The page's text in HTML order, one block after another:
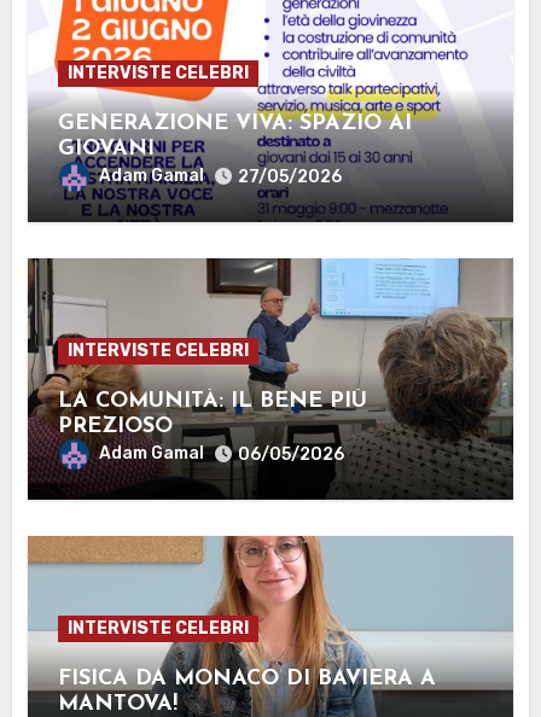
INTERVISTE CELEBRI
GENERAZIONE VIVA: SPAZIO AI
GIOVANI
Adam Gamal 27/05/2026
INTERVISTE CELEBRI
LA COMUNITÀ: IL BENE PIÙ
PREZIOSO
Adam Gamal 06/05/2026
INTERVISTE CELEBRI
FISICA DA MONACO DI BAVIERA A
MANTOVA!